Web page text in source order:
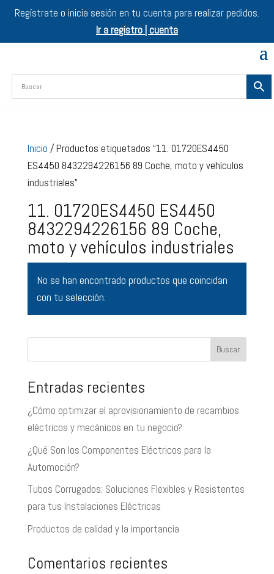
Regístrate o inicia sesión en tu cuenta para realizar pedidos.
Ir a registro | cuenta
Inicio / Productos etiquetados “11. 01720ES4450
ES4450 8432294226156 89 Coche, moto y vehículos
industriales”
11. 01720ES4450 ES4450
8432294226156 89 Coche,
moto y vehículos industriales
No se han encontrado productos que coincidan
con tu selección.
Buscar
Entradas recientes
¿Cómo optimizar el aprovisionamiento de recambios
eléctricos y mecánicos en tu negocio?
¿Qué Son los Componentes Eléctricos para la
Automoción?
Tubos Corrugados: Soluciones Flexibles y Resistentes
para tus Instalaciones Eléctricas
Productos de calidad y la importancia
Comentarios recientes